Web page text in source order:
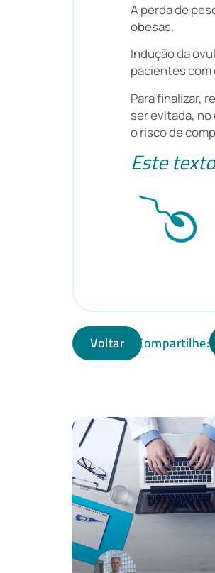
A perda de
obesas.
Indução da
pacientes com
Para finalizar,
ser evitada,
o risco de
Este
Voltar Compartilhe: